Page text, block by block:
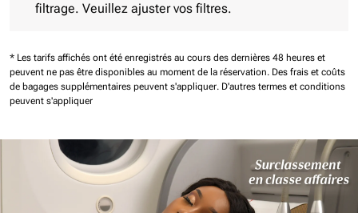
filtrage. Veuillez ajuster vos filtres.
* Les tarifs affichés ont été enregistrés au cours des dernières 48 heures et
peuvent ne pas être disponibles au moment de la réservation. Des frais et coûts
de bagages supplémentaires peuvent s'appliquer. D'autres termes et conditions
peuvent s'appliquer